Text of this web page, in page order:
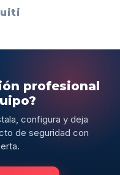
profesional
configura y deja
de seguridad con